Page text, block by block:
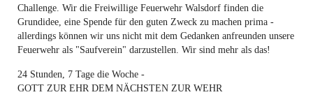
Challenge. Wir die Freiwillige Feuerwehr Walsdorf finden die
Grundidee, eine Spende für den guten Zweck zu machen prima -
allerdings können wir uns nicht mit dem Gedanken anfreunden unsere
Feuerwehr als "Saufverein" darzustellen. Wir sind mehr als das!
24 Stunden, 7 Tage die Woche -
GOTT ZUR EHR DEM NÄCHSTEN ZUR WEHR